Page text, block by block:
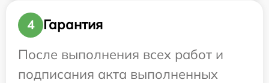
4
Гарантия
После выполнения всех работ и
подписания акта выполненных